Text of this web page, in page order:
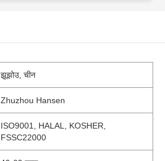
झूझोउ, चीन
Zhuzhou Hansen
ISO9001, HALAL, KOSHER,
FSSC22000